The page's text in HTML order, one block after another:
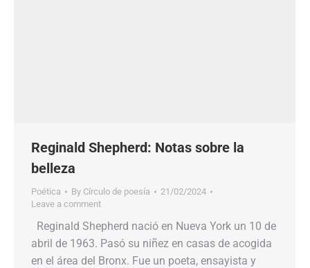
Reginald Shepherd: Notas sobre la
belleza
Poética By Círculo de poesía
21/02/2024
Leave a comment
Reginald Shepherd nació en Nueva York un 10 de
abril de 1963. Pasó su niñez en casas de acogida
en el área del Bronx. Fue un poeta, ensayista y